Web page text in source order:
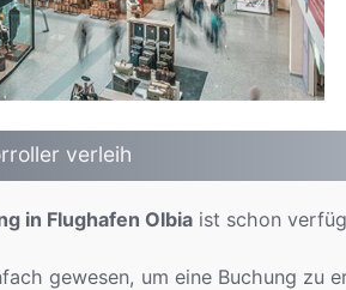
verleih
in Flughafen Olbiaist schon
gewesen, um eine Buchung zu